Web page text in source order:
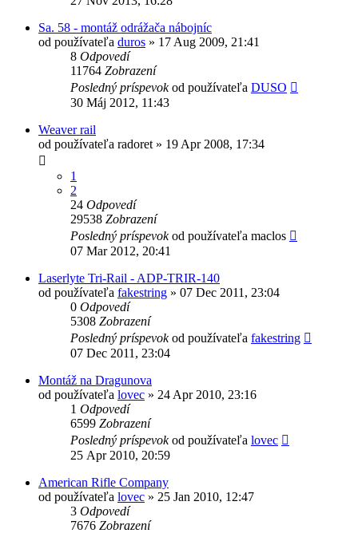
Sa. 58 - montáž odrážača nábojníc
od používateľa duros » 17 Aug 2009, 21:41
8 Odpovedí
11764 Zobrazení
Posledný príspevokod používateľa DUSO
30 Máj 2012, 11:43
Weaver rail
od používateľa radoret » 19 Apr 2008, 17:34
1
2
24 Odpovedí
29538 Zobrazení
Posledný príspevokod používateľa maclos
07 Mar 2012, 20:41
Laserlyte Tri-Rail - ADP-TRIR-140
od používateľa fakestring » 07 Dec 2011, 23:04
0 Odpovedí
5308 Zobrazení
Posledný príspevokod používateľa fakestring
07 Dec 2011, 23:04
Montáž na Dragunova
od používateľa lovec » 24 Apr 2010, 23:16
1 Odpovedí
6599 Zobrazení
Posledný príspevokod používateľa lovec
25 Apr 2010, 20:59
American Rifle Company
od používateľa lovec » 25 Jan 2010, 12:47
3 Odpovedí
7676 Zobrazení